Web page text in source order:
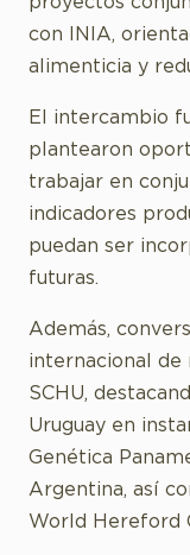
con INIA,
alimenticia y
El intercambio
plantearon
trabajar en
indicadores
puedan ser
futuras.
Además,
internacional de
SCHU,
Uruguay en
Genética
Argentina, así
World Hereford